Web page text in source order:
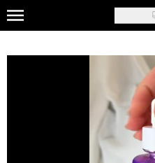
Skip
to
main